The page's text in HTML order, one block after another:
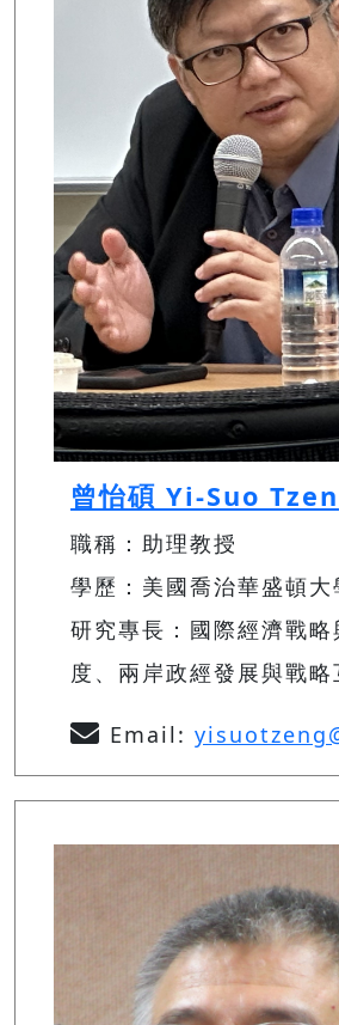
曾怡碩 Yi-Suo
職稱：助理教授
學歷：美國喬治華盛頓
研究專長：國際經濟戰略
度、兩岸政經發展與戰略
Email: